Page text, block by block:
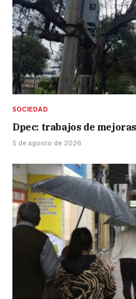
SOCIEDAD
Dpec: trabajos de
5 de agosto de 2026